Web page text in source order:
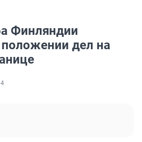
Финляндии
положении дел на